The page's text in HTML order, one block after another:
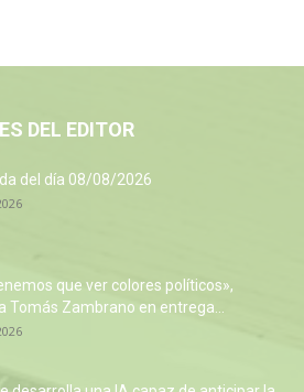
DEL EDITOR
del día 08/08/2026
que ver colores políticos»,
Tomás Zambrano en entrega...